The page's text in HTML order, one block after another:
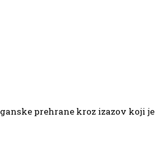
prehrane kroz izazov koji je